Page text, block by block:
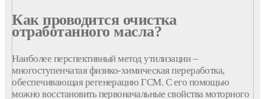
Как проводится очистка
отработанного масла?
Наиболее перспективный метод утилизации –
многоступенчатая физико-химическая переработка,
обеспечивающая регенерацию ГСМ. С его помощью
можно восстановить первоначальные свойства моторного